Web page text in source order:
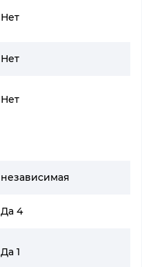
Нет
Нет
Нет
независимая
Да 4
Да 1